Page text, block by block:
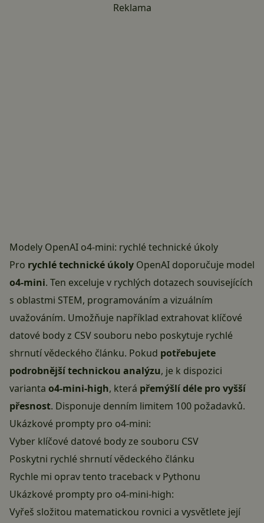
Reklama
Modely OpenAI o4-mini: rychlé technické úkoly
Pro rychlé technické úkoly OpenAI doporučuje model
o4-mini. Ten exceluje v rychlých dotazech souvisejících
s oblastmi STEM, programováním a vizuálním
uvažováním. Umožňuje například extrahovat klíčové
datové body z CSV souboru nebo poskytuje rychlé
shrnutí vědeckého článku. Pokud potřebujete
podrobnější technickou analýzu, je k dispozici
varianta o4-mini-high, která přemýšlí déle pro vyšší
přesnost. Disponuje denním limitem 100 požadavků.
Ukázkové prompty pro o4-mini:
Vyber klíčové datové body ze souboru CSV
Poskytni rychlé shrnutí vědeckého článku
Rychle mi oprav tento traceback v Pythonu
Ukázkové prompty pro o4-mini-high:
Vyřeš složitou matematickou rovnici a vysvětlete její